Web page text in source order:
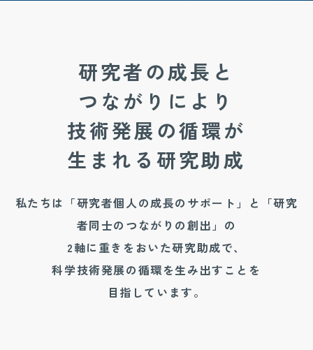
研究者の成長と
つながりにより
技術発展の循環が
生まれる研究助成
私たちは「研究者個人の成長のサポート」と「研究
者同士のつながりの創出」の
2軸に重きをおいた研究助成で、
科学技術発展の循環を生み出すことを
目指しています。